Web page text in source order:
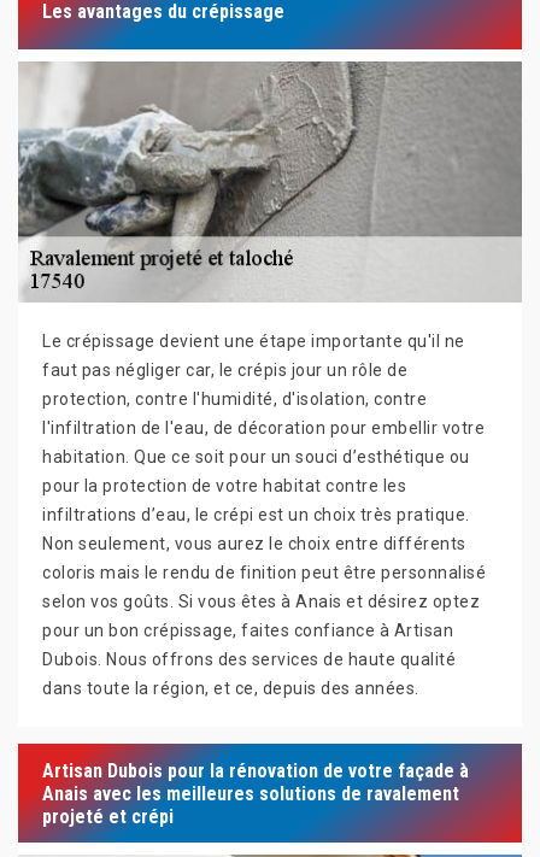
Les avantages du crépissage
Le crépissage devient une étape importante qu'il ne
faut pas négliger car, le crépis jour un rôle de
protection, contre l'humidité, d'isolation, contre
l'infiltration de l'eau, de décoration pour embellir votre
habitation. Que ce soit pour un souci d’esthétique ou
pour la protection de votre habitat contre les
infiltrations d’eau, le crépi est un choix très pratique.
Non seulement, vous aurez le choix entre différents
coloris mais le rendu de finition peut être personnalisé
selon vos goûts. Si vous êtes à Anais et désirez optez
pour un bon crépissage, faites confiance à Artisan
Dubois. Nous offrons des services de haute qualité
dans toute la région, et ce, depuis des années.
Artisan Dubois pour la rénovation de votre façade à
Anais avec les meilleures solutions de ravalement
projeté et crépi